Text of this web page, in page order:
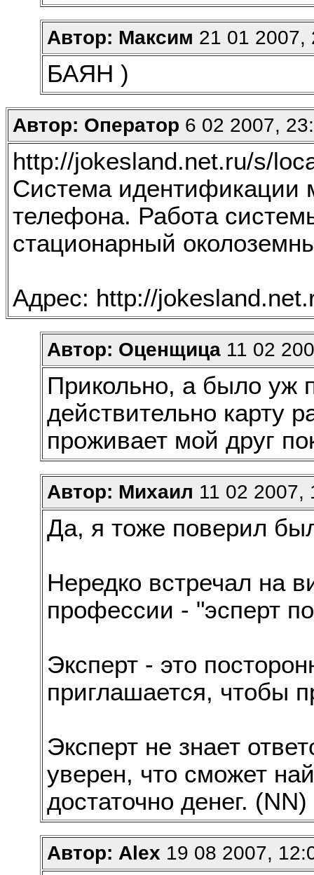
Автор: Максим 21 01 2007,
БАЯН )
Автор: Оператор 6 02 2007,
http://jokesland.net.ru/s/
Система идентификации
телефона. Работа
стационарный
Адрес: http://
Автор: Оценщица11 02
Прикольно, а было уж
действительно карту
проживает мой друг
Автор: Михаил 11 02 2007,
Да, я тоже поверил
Нередко встречал на
профессии - "эсперт
Эксперт - это
приглашается, чтобы
Эксперт не знает
уверен, что сможет
достаточно денег. (NN)
Автор: Alex 19 08 2007,